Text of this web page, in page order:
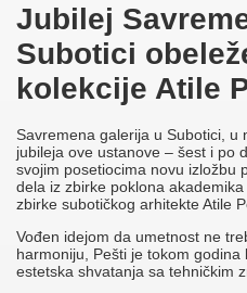
Jubilej
Subotici
kolekcije Atilе
Savremena galerija u Subotici, u
jubileja ove ustanove – šest i po
svojim posetiocima novu izložbu
dela iz zbirke poklona
zbirke subotičkog arhitekte Atile
Vođen idejom da umetnost ne
harmoniju, Pešti je tokom
estetska shvatanja sa tehničkim